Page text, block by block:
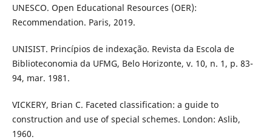
UNESCO. Open Educational Resources (OER):
Recommendation. Paris, 2019.
UNISIST. Princípios de indexação. Revista da Escola de
Biblioteconomia da UFMG, Belo Horizonte, v. 10, n. 1, p. 83-
94, mar. 1981.
VICKERY, Brian C. Faceted classification: a guide to
construction and use of special schemes. London: Aslib,
1960.